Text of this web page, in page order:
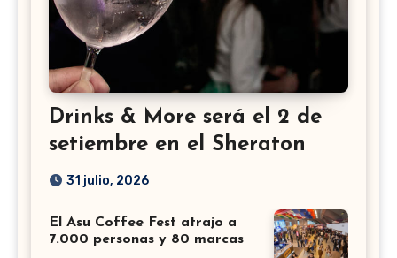
Drinks & More será el 2 de
setiembre en el Sheraton
31 julio, 2026
El Asu Coffee Fest atrajo a
7.000 personas y 80 marcas